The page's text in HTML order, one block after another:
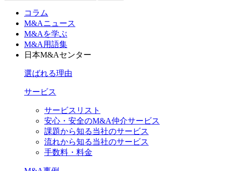
コラム
M&Aニュース
M&Aを学ぶ
M&A用語集
日本M&Aセンター
選ばれる理由
サービス
サービスリスト
安心・安全のM&A仲介サービス
課題から知る当社のサービス
流れから知る当社のサービス
手数料・料金